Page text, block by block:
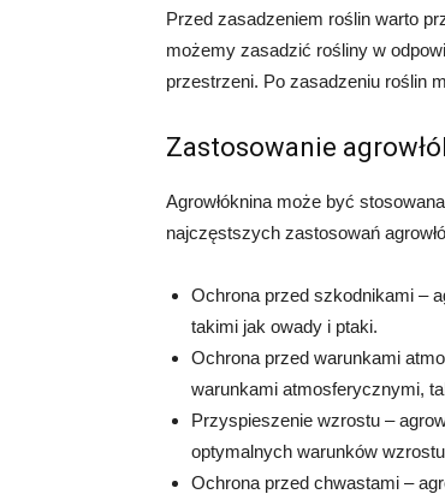
Przed zasadzeniem roślin warto
możemy zasadzić rośliny w
przestrzeni. Po zasadzeniu roślin
Zastosowanie
Agrowłóknina może być
najczęstszych zastosowań
Ochrona przed szkodnikami –
takimi jak owady i ptaki.
Ochrona przed warunkami
warunkami atmosferycznymi,
Przyspieszenie wzrostu –
optymalnych warunków
Ochrona przed chwastami –